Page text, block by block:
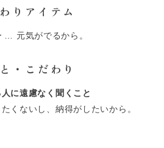
りアイテム
… 元気がでるから。
・こだわり
に遠慮なく聞くこと
くないし、納得がしたいから。